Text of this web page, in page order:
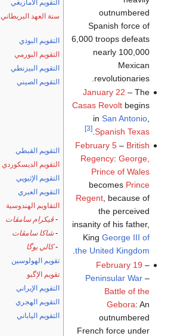
التقويم الأمازيغي
سنة العهد البريطاني
التقويم البوذي
التقويم البورمي
التقويم البيزنطي
التقويم الصيني
التقويم القبطي
التقويم الديسكوردي
التقويم الإثيوپي
التقويم العبري
التقاويم الهندوسية
- ڤيكرام سامڤات
-شاكا سامڤات
-كالي يوگا
تقويم الهولوسين
تقويم الإگبو
التقويم الإيراني
التقويم الهجري
التقويم الياباني
outnumbered
Spanish force of
6,000 troops defeats
nearly 100,000
Mexican
revolutionaries.
January 22 – The
Casas Revoltbegins
in San Antonio,
Spanish Texas
.
[3]
February 5– British
Regency: George,
Prince of Wales
becomes Prince
Regent, because of
the perceived
insanity of his father,
King George III of
the United Kingdom
.
February 19 –
Peninsular War–
Battle of the
Gebora: An
outnumbered
French force under